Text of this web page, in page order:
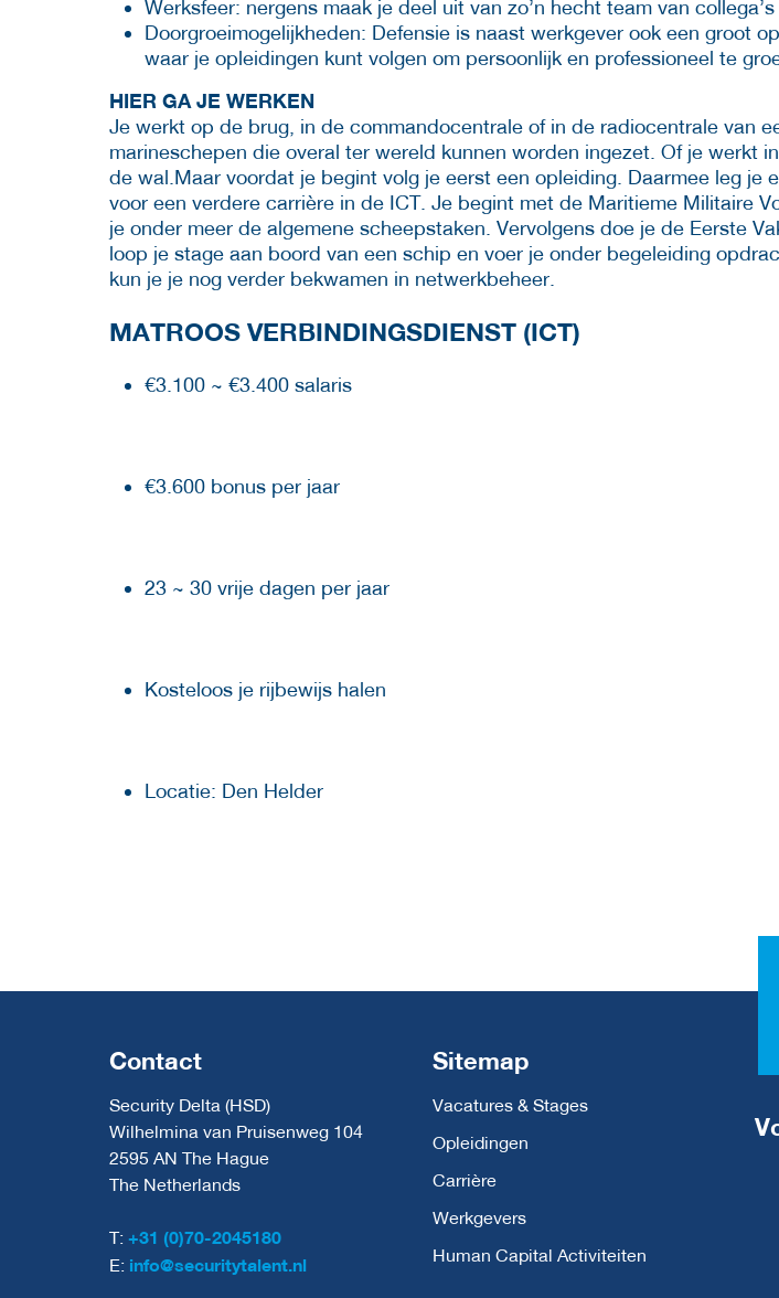
Werksfeer: nergens maak je deel uit van zo’n hecht team van collega’s
Doorgroeimogelijkheden: Defensie is naast werkgever ook een groot
waar je opleidingen kunt volgen om persoonlijk en professioneel te
HIER GA JE WERKEN
Je werkt op de brug, in de commandocentrale of in de radiocentrale van
marineschepen die overal ter wereld kunnen worden ingezet. Of je werkt
de wal.Maar voordat je begint volg je eerst een opleiding. Daarmee leg je
voor een verdere carrière in de ICT. Je begint met de Maritieme Militaire
je onder meer de algemene scheepstaken. Vervolgens doe je de Eerste
loop je stage aan boord van een schip en voer je onder begeleiding
kun je je nog verder bekwamen in netwerkbeheer.
MATROOS VERBINDINGSDIENST (ICT)
€3.100 ~ €3.400 salaris
€3.600 bonus per jaar
23 ~ 30 vrije dagen per jaar
Kosteloos je rijbewijs halen
Locatie: Den Helder
Contact
Security Delta (HSD)
Wilhelmina van Pruisenweg 104
2595 AN The Hague
The Netherlands
T: +31 (0)70-2045180
E: info@securitytalent.nl
Sitemap
Vacatures & Stages
Opleidingen
Carrière
Werkgevers
Human Capital Activiteiten